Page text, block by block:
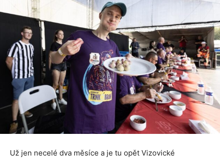
Už jen necelé dva měsíce a je tu opět Vizovické